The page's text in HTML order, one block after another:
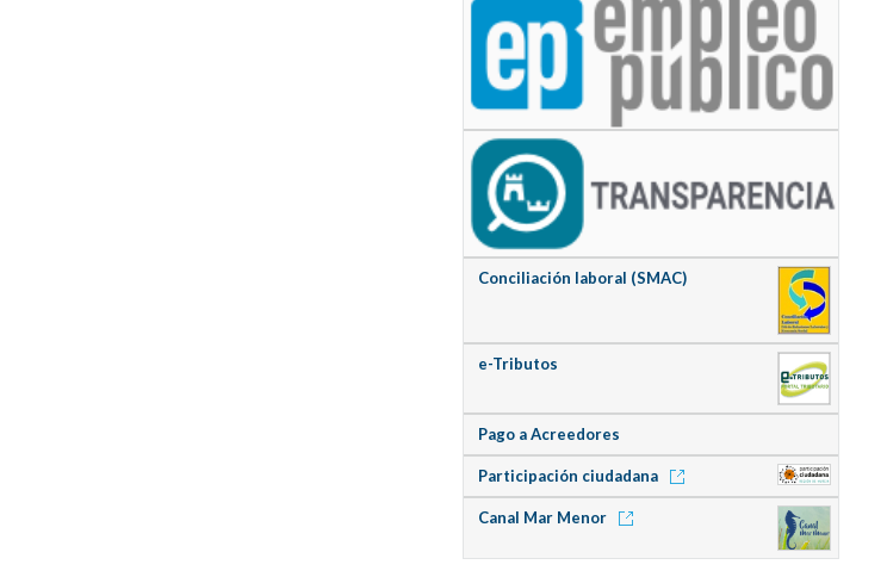
Conciliación laboral (SMAC)
e-Tributos
Pago a Acreedores
Participación ciudadana
Canal Mar Menor